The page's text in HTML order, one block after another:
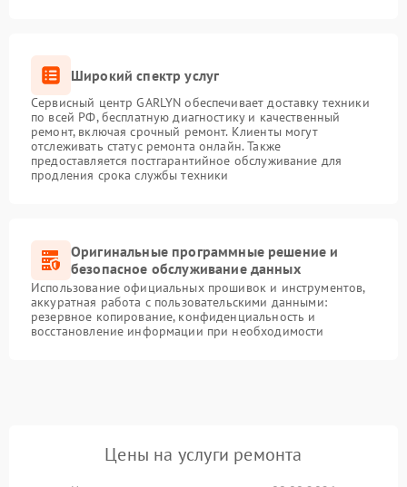
Широкий спектр услуг
Сервисный центр GARLYN обеспечивает доставку техники
по всей РФ, бесплатную диагностику и качественный
ремонт, включая срочный ремонт. Клиенты могут
отслеживать статус ремонта онлайн. Также
предоставляется постгарантийное обслуживание для
продления срока службы техники
Оригинальные программные решение и
безопасное обслуживание данных
Использование официальных прошивок и инструментов,
аккуратная работа с пользовательскими данными:
резервное копирование, конфиденциальность и
восстановление информации при необходимости
Цены на услуги ремонта